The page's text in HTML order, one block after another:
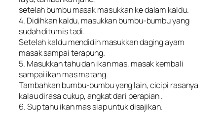
setelah bumbu masak masukkan ke dalam kaldu.
4. Didihkan kaldu, masukkan bumbu-bumbu yang
sudah ditumis tadi.
Setelah kaldu mendidih masukkan daging ayam
masak sampai terapung.
5. Masukkan tahu dan ikan mas, masak kembali
sampai ikan mas matang.
Tambahkan bumbu-bumbu yang lain, cicipi rasanya
kalau dirasa cukup, angkat dari perapian .
6. Sup tahu ikan mas siap untuk disajikan.